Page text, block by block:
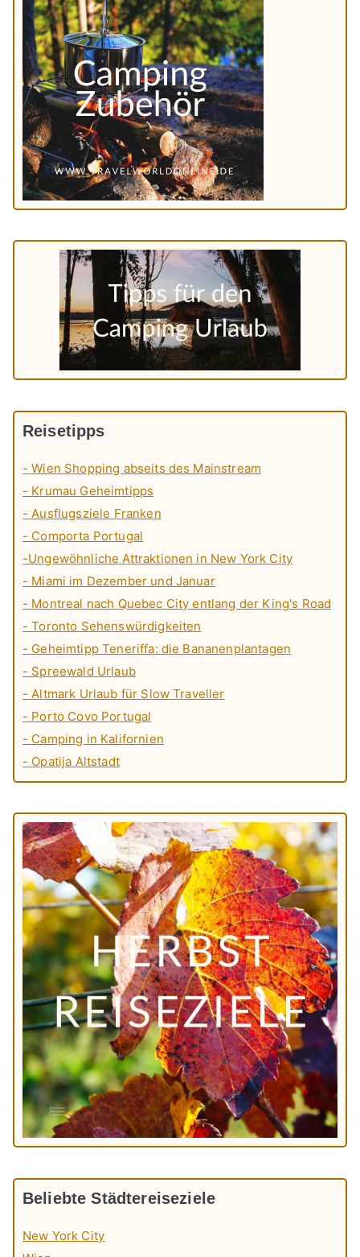
Reisetipps
- Wien Shopping abseits des Mainstream
- Krumau Geheimtipps
- Ausflugsziele Franken
- Comporta Portugal
-Ungewöhnliche Attraktionen in New York City
- Miami im Dezember und Januar
- Montreal nach Quebec City entlang der King's Road
- Toronto Sehenswürdigkeiten
- Geheimtipp Teneriffa: die Bananenplantagen
- Spreewald Urlaub
- Altmark Urlaub für Slow Traveller
- Porto Covo Portugal
- Camping in Kalifornien
- Opatija Altstadt
Beliebte Städtereiseziele
New York City